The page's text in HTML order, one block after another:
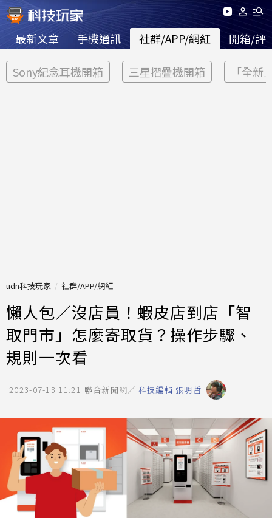
最新文章 手機通訊 社群/APP/網紅 開箱/評
Sony紀念耳機開箱 三星摺疊機開箱 「全新
udn科技玩家 社群/APP/網紅
懶人包／沒店員！蝦皮店到店「智
取門市」怎麼寄取貨？操作步驟、
規則一次看
2023-07-13 11:21 聯合新聞網／ 科技編輯 張明哲